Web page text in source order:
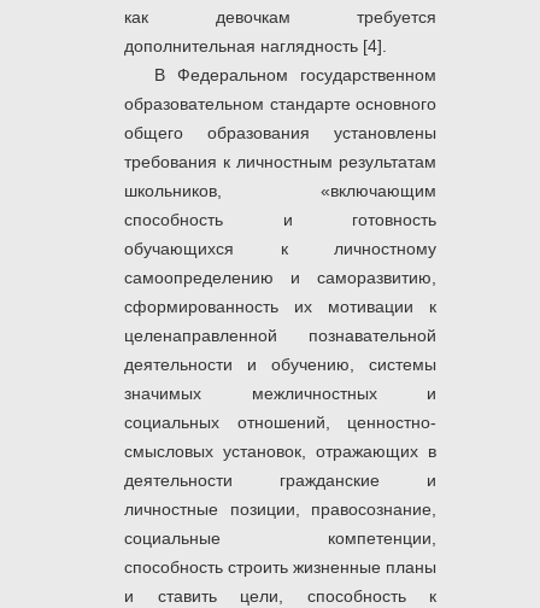
как девочкам требуется
дополнительная наглядность [4].
В Федеральном государственном
образовательном стандарте основного
общего образования установлены
требования к личностным результатам
школьников, «включающим
способность и готовность
обучающихся к личностному
самоопределению и саморазвитию,
сформированность их мотивации к
целенаправленной познавательной
деятельности и обучению, системы
значимых межличностных и
социальных отношений, ценностно-
смысловых установок, отражающих в
деятельности гражданские и
личностные позиции, правосознание,
социальные компетенции,
способность строить жизненные планы
и ставить цели, способность к